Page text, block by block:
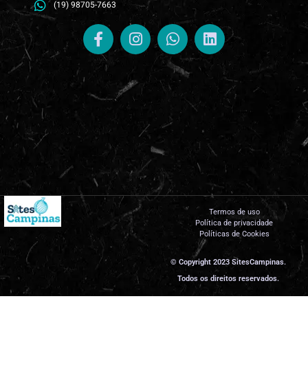
(19) 98705-7663
Termos de uso
Política de privacidade
Políticas de Cookies
© Copyright 2023 SitesCampinas.
Todos os direitos reservados.